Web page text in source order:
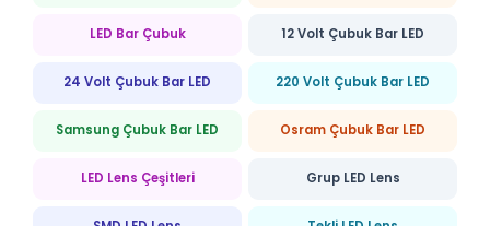
LED Bar Çubuk 12 Volt Çubuk Bar LED
24 Volt Çubuk Bar LED 220 Volt Çubuk Bar LED
Samsung Çubuk Bar LED Osram Çubuk Bar LED
LED Lens Çeşitleri Grup LED Lens